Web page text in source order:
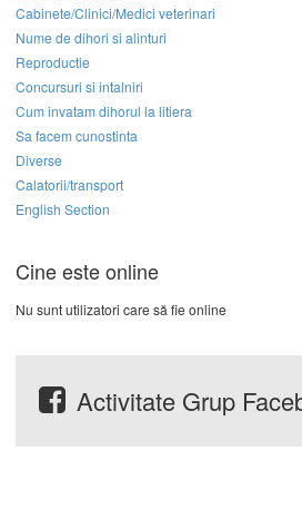
Cabinete/Clinici/Medici veterinari
Nume de dihori si alinturi
Reproductie
Concursuri si intalniri
Cum invatam dihorul la litiera
Sa facem cunostinta
Diverse
Calatorii/transport
English Section
Cine este online
Nu sunt utilizatori care să fie online
Activitate Grup